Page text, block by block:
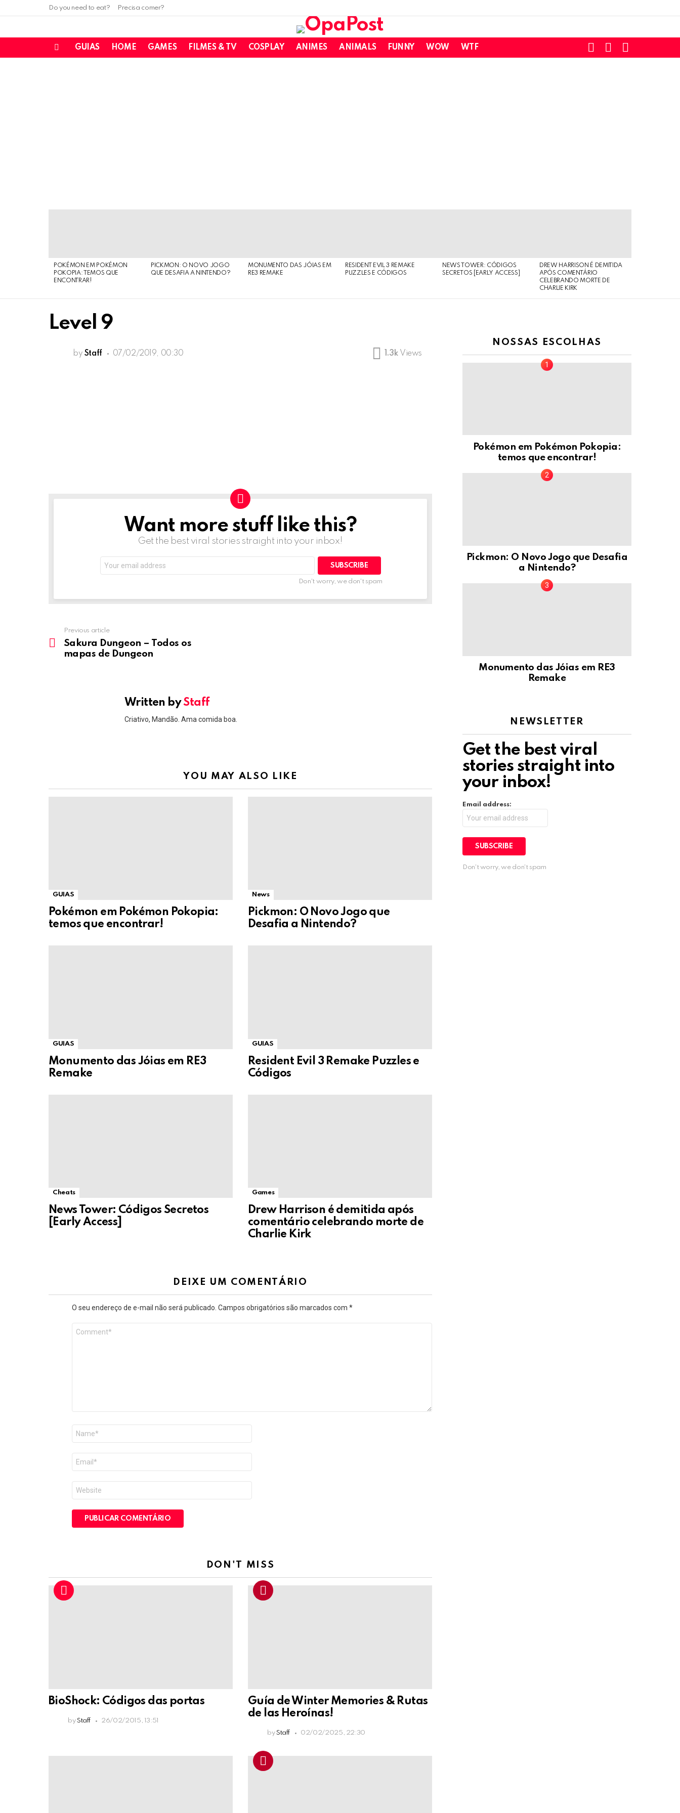
Do you need to eat? Precisa comer?
GUIAS HOME GAMES FILMES & TV COSPLAY ANIMES ANIMALS FUNNY WOW WTF
SWITCH
SKIN
SEARCH
POKÉMON EM POKÉMON
POKOPIA: TEMOS QUE
ENCONTRAR!
PICKMON: O NOVO JOGO
QUE DESAFIA A NINTENDO?
MONUMENTO DAS JÓIAS EM
RE3 REMAKE
RESIDENT EVIL 3 REMAKE
PUZZLES E CÓDIGOS
NEWS TOWER: CÓDIGOS
SECRETOS [EARLY ACCESS]
DREW HARRISON É DEMITIDA
APÓS COMENTÁRIO
CELEBRANDO MORTE DE
CHARLIE KIRK
Level 9
by Staff 07/02/2019, 00:30 1.3k Views
NEWSLETTERWant more stuff like this?
Get the best viral stories straight into your inbox!
address:
Don't worry, we don't spam
more
Previous article
Sakura Dungeon – Todos os
mapas de Dungeon
Written byStaff
Criativo, Mandão. Ama comida boa.
YOU MAY ALSO LIKE
GUIAS
Pokémon em Pokémon Pokopia:
temos que encontrar!
News
Pickmon: O Novo Jogo que
Desafia a Nintendo?
GUIAS
Monumento das Jóias em RE3
Remake
GUIAS
Resident Evil 3 Remake Puzzles e
Códigos
Cheats
News Tower: Códigos Secretos
[Early Access]
Games
Drew Harrison é demitida após
comentário celebrando morte de
Charlie Kirk
DEIXE UM COMENTÁRIO
O seu endereço de e-mail não será publicado. Campos obrigatórios são marcados com *
mail
*
DON'T MISS
BioShock: Códigos das portas
by Staff 26/02/2015, 13:51
Guía de Winter Memories & Rutas
de las Heroínas!
by Staff 02/02/2025, 22:30
NOSSAS ESCOLHAS
Pokémon em Pokémon Pokopia:
temos que encontrar!
Pickmon: O Novo Jogo que Desafia
a Nintendo?
Monumento das Jóias em RE3
Remake
NEWSLETTER
Get the best viral
stories straight into
your inbox!
Email address:
Don't worry, we don't spam